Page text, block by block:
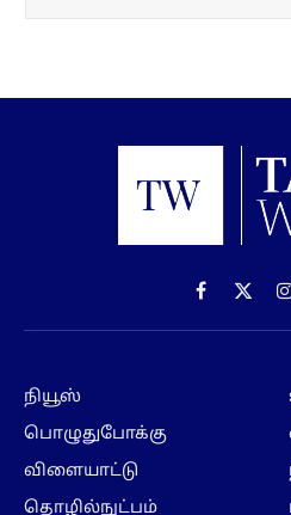
Facebook
X
நியூஸ்
பொழுதுபோக்கு
விளையாட்டு
தொழில்நுட்பம்